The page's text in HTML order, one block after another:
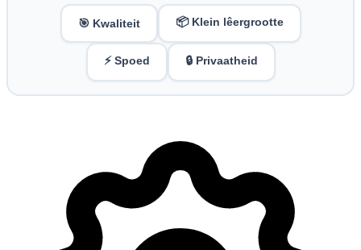
🎯 Kwaliteit 📦 Klein lêergrootte
⚡ Spoed 🔒 Privaatheid